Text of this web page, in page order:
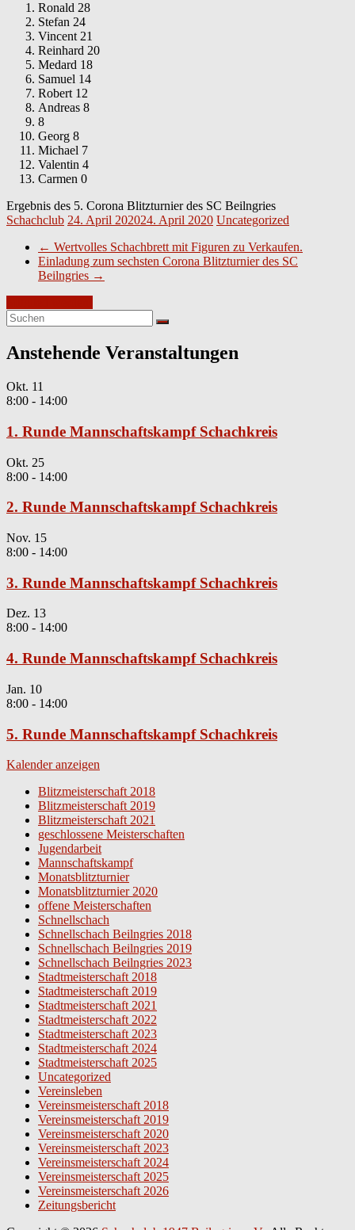
Ronald 28
Stefan 24
Vincent 21
Reinhard 20
Medard 18
Samuel 14
Robert 12
Andreas 8
8
Georg 8
Michael 7
Valentin 4
Carmen 0
Ergebnis des 5. Corona Blitzturnier des SC Beilngries
Schachclub 24. April 202024. April 2020 Uncategorized
← Wertvolles Schachbrett mit Figuren zu Verkaufen.
Einladung zum sechsten Corona Blitzturnier des SC
Beilngries →
Anstehende Veranstaltungen
Okt. 11
8:00 - 14:00
1. Runde Mannschaftskampf Schachkreis
Okt. 25
8:00 - 14:00
2. Runde Mannschaftskampf Schachkreis
Nov. 15
8:00 - 14:00
3. Runde Mannschaftskampf Schachkreis
Dez. 13
8:00 - 14:00
4. Runde Mannschaftskampf Schachkreis
Jan. 10
8:00 - 14:00
5. Runde Mannschaftskampf Schachkreis
Kalender anzeigen
Blitzmeisterschaft 2018
Blitzmeisterschaft 2019
Blitzmeisterschaft 2021
geschlossene Meisterschaften
Jugendarbeit
Mannschaftskampf
Monatsblitzturnier
Monatsblitzturnier 2020
offene Meisterschaften
Schnellschach
Schnellschach Beilngries 2018
Schnellschach Beilngries 2019
Schnellschach Beilngries 2023
Stadtmeisterschaft 2018
Stadtmeisterschaft 2019
Stadtmeisterschaft 2021
Stadtmeisterschaft 2022
Stadtmeisterschaft 2023
Stadtmeisterschaft 2024
Stadtmeisterschaft 2025
Uncategorized
Vereinsleben
Vereinsmeisterschaft 2018
Vereinsmeisterschaft 2019
Vereinsmeisterschaft 2020
Vereinsmeisterschaft 2023
Vereinsmeisterschaft 2024
Vereinsmeisterschaft 2025
Vereinsmeisterschaft 2026
Zeitungsbericht